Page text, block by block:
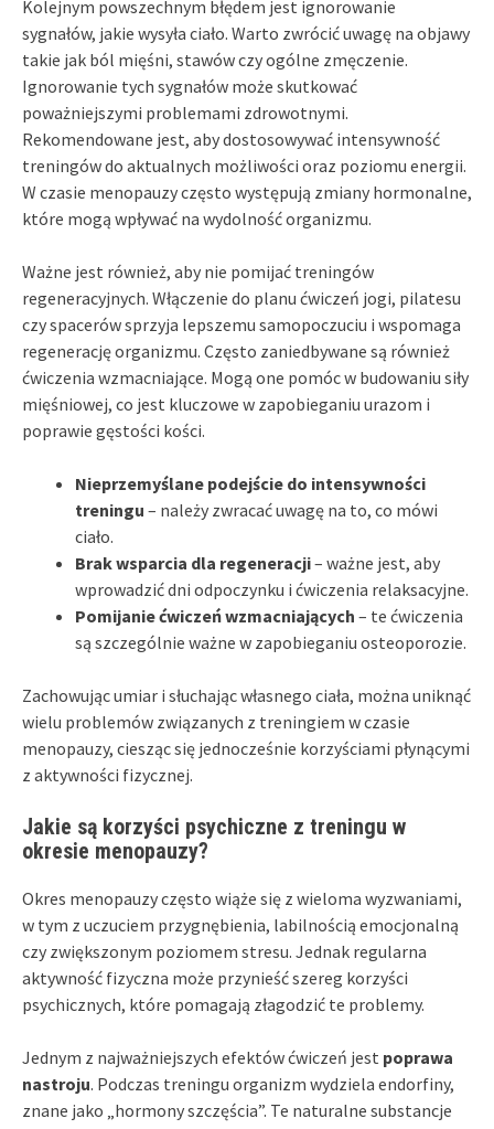
Kolejnym powszechnym błędem jest ignorowanie
sygnałów, jakie wysyła ciało. Warto zwrócić uwagę na objawy
takie jak ból mięśni, stawów czy ogólne zmęczenie.
Ignorowanie tych sygnałów może skutkować
poważniejszymi problemami zdrowotnymi.
Rekomendowane jest, aby dostosowywać intensywność
treningów do aktualnych możliwości oraz poziomu energii.
W czasie menopauzy często występują zmiany hormonalne,
które mogą wpływać na wydolność organizmu.
Ważne jest również, aby nie pomijać treningów
regeneracyjnych. Włączenie do planu ćwiczeń jogi, pilatesu
czy spacerów sprzyja lepszemu samopoczuciu i wspomaga
regenerację organizmu. Często zaniedbywane są również
ćwiczenia wzmacniające. Mogą one pomóc w budowaniu siły
mięśniowej, co jest kluczowe w zapobieganiu urazom i
poprawie gęstości kości.
Nieprzemyślane podejście do intensywności
treningu – należy zwracać uwagę na to, co mówi
ciało.
Brak wsparcia dla regeneracji– ważne jest, aby
wprowadzić dni odpoczynku i ćwiczenia relaksacyjne.
Pomijanie ćwiczeń wzmacniających – te ćwiczenia
są szczególnie ważne w zapobieganiu osteoporozie.
Zachowując umiar i słuchając własnego ciała, można uniknąć
wielu problemów związanych z treningiem w czasie
menopauzy, ciesząc się jednocześnie korzyściami płynącymi
z aktywności fizycznej.
Jakie są korzyści psychiczne z treningu w
okresie menopauzy?
Okres menopauzy często wiąże się z wieloma wyzwaniami,
w tym z uczuciem przygnębienia, labilnością emocjonalną
czy zwiększonym poziomem stresu. Jednak regularna
aktywność fizyczna może przynieść szereg korzyści
psychicznych, które pomagają złagodzić te problemy.
Jednym z najważniejszych efektów ćwiczeń jest poprawa
nastroju. Podczas treningu organizm wydziela endorfiny,
znane jako „hormony szczęścia”. Te naturalne substancje